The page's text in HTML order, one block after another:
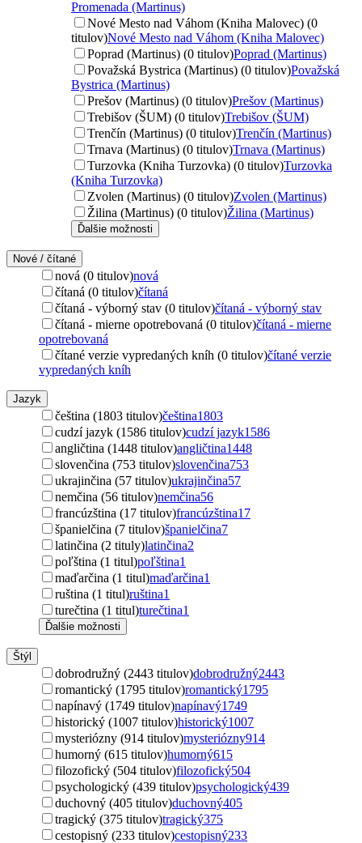
Promenada (Martinus)
Nové Mesto nad Váhom (Kniha Malovec) (0
titulov)Nové Mesto nad Váhom (Kniha Malovec)
Poprad (Martinus) (0 titulov)Poprad (Martinus)
Považská Bystrica (Martinus) (0 titulov)Považská
Bystrica (Martinus)
Prešov (Martinus) (0 titulov)Prešov (Martinus)
Trebišov (ŠUM) (0 titulov)Trebišov (ŠUM)
Trenčín (Martinus) (0 titulov)Trenčín (Martinus)
Trnava (Martinus) (0 titulov)Trnava (Martinus)
Turzovka (Kniha Turzovka) (0 titulov)Turzovka
(Kniha Turzovka)
Zvolen (Martinus) (0 titulov)Zvolen (Martinus)
Žilina (Martinus) (0 titulov)Žilina (Martinus)
Ďalšie možnosti
Nové / čítané
nová (0 titulov)nová
čítaná (0 titulov)čítaná
čítaná - výborný stav (0 titulov)čítaná - výborný stav
čítaná - mierne opotrebovaná (0 titulov)čítaná - mierne
opotrebovaná
čítané verzie vypredaných kníh (0 titulov)čítané verzie
vypredaných kníh
Jazyk
čeština (1803 titulov)čeština1803
cudzí jazyk (1586 titulov)cudzí jazyk1586
angličtina (1448 titulov)angličtina1448
slovenčina (753 titulov)slovenčina753
ukrajinčina (57 titulov)ukrajinčina57
nemčina (56 titulov)nemčina56
francúzština (17 titulov)francúzština17
španielčina (7 titulov)španielčina7
latinčina (2 tituly)latinčina2
poľština (1 titul)poľština1
maďarčina (1 titul)maďarčina1
ruština (1 titul)ruština1
turečtina (1 titul)turečtina1
Ďalšie možnosti
Štýl
dobrodružný (2443 titulov)dobrodružný2443
romantický (1795 titulov)romantický1795
napínavý (1749 titulov)napínavý1749
historický (1007 titulov)historický1007
mysteriózny (914 titulov)mysteriózny914
humorný (615 titulov)humorný615
filozofický (504 titulov)filozofický504
psychologický (439 titulov)psychologický439
duchovný (405 titulov)duchovný405
tragický (375 titulov)tragický375
cestopisný (233 titulov)cestopisný233